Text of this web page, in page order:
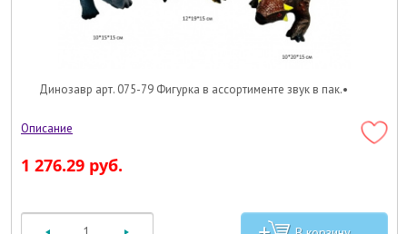
Динозавр арт. 075-79 Фигурка в ассортименте звук в пак.•
1 276.29 руб.